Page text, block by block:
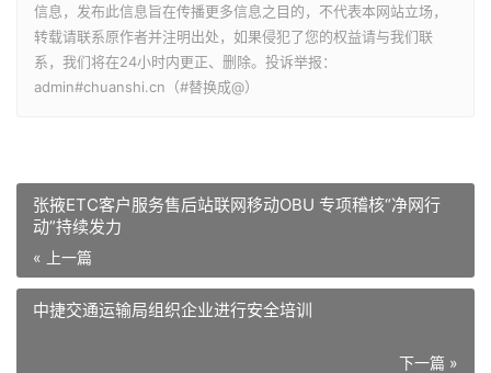
信息，发布此信息旨在传播更多信息之目的，不代表本网站立场，
转载请联系原作者并注明出处，如果侵犯了您的权益请与我们联
系，我们将在24小时内更正、删除。投诉举报：
admin#chuanshi.cn（#替换成@）
张掖ETC客户服务售后站联网移动OBU 专项稽核“净网行
动”持续发力
« 上一篇
中捷交通运输局组织企业进行安全培训
下一篇 »